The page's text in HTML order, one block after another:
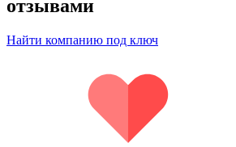
отзывами
Найти компанию под ключ